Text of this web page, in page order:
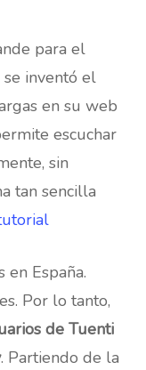
para el
inventó el
en su web
escuchar
sin
tan sencilla
España.
Por lo tanto,
de Tuenti
. Partiendo de la